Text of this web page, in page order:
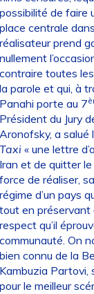
de faire
centrale
prend
toutes
parole et qui, à
porte au 7
du Jury
a salué
« une lettre
et de quitter le
de réaliser,
d’un pays
en préservant
qu’il
On
connu de la
Partovi,
le meilleur